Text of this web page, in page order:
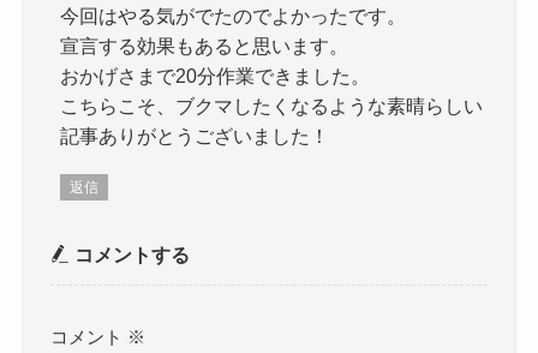
今回はやる気がでたのでよかったです。
宣言する効果もあると思います。
おかげさまで20分作業できました。
こちらこそ、ブクマしたくなるような素晴らしい
記事ありがとうございました！
返信
コメントする
コメント ※